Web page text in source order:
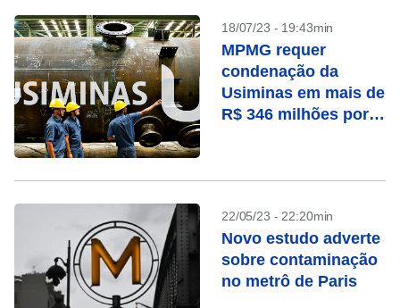
18/07/23 - 19:43min
MPMG requer
condenação da
Usiminas em mais de
R$ 346 milhões por
22/05/23 - 22:20min
Novo estudo adverte
sobre contaminação
no metrô de Paris